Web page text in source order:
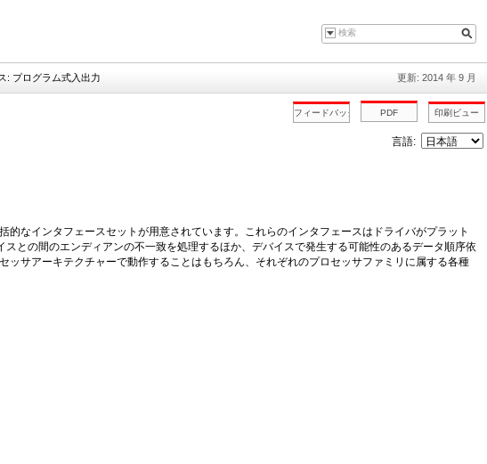
: プログラム式入出力 更新: 2014 年 9 月
言語:
なインタフェースセットが用意されています。これらのインタフェースはドライバがプラット
との間のエンディアンの不一致を処理するほか、デバイスで発生する可能性のあるデータ順序依
サアーキテクチャーで動作することはもちろん、それぞれのプロセッサファミリに属する各種